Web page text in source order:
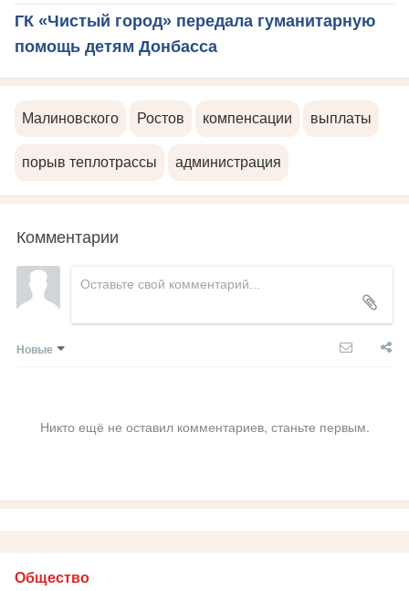
ГК «Чистый город» передала гуманитарную
помощь детям Донбасса
Малиновского Ростов компенсации выплаты
порыв теплотрассы администрация
Комментарии
Новые
Никто ещё не оставил комментариев, станьте первым.
Общество